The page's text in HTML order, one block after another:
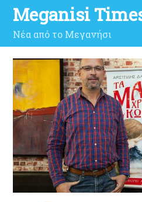
Meganisi
Νέα από το Μεγανήσι